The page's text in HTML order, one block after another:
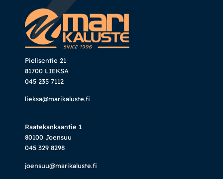
Pielisentie 21
81700 LIEKSA
045 235 7112
lieksa@marikaluste.fi
Raatekankaantie 1
80100 Joensuu
045 329 8298
joensuu@marikaluste.fi